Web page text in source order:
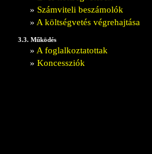
» Számviteli beszámolók
» A költségvetés végrehajtása
3.3. Működés
» A foglalkoztatottak
» Koncessziók